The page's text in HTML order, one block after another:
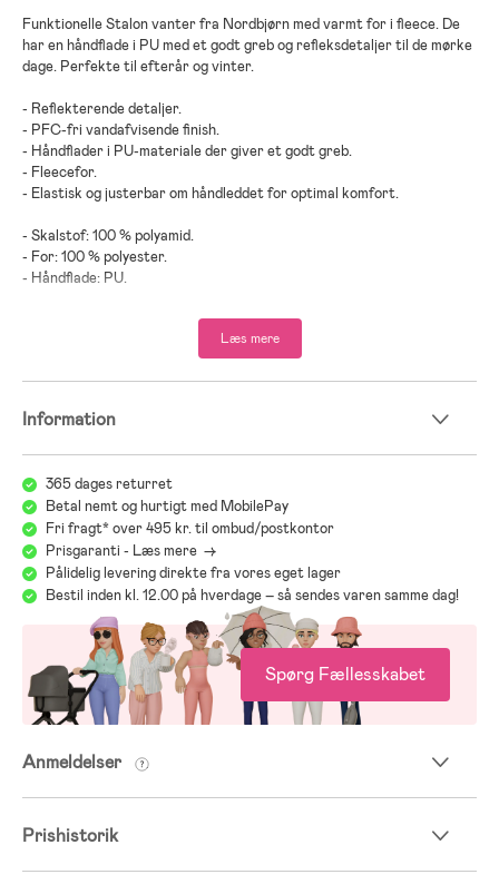
Funktionelle Stalon vanter fra Nordbjørn med varmt for i fleece. De
har en håndflade i PU med et godt greb og refleksdetaljer til de mørke
dage. Perfekte til efterår og vinter.
- Reflekterende detaljer.
- PFC-fri vandafvisende finish.
- Håndflader i PU-materiale der giver et godt greb.
- Fleecefor.
- Elastisk og justerbar om håndleddet for optimal komfort.
- Skalstof: 100 % polyamid.
- For: 100 % polyester.
- Håndflade: PU.
Læs mere
Information
365 dages returret
Betal nemt og hurtigt med MobilePay
Fri fragt* over 495 kr. til ombud/postkontor
Prisgaranti - Læs mere ->
Pålidelig levering direkte fra vores eget lager
Bestil inden kl. 12.00 på hverdage – så sendes varen samme dag!
Spørg Fællesskabet
Anmeldelser
Prishistorik